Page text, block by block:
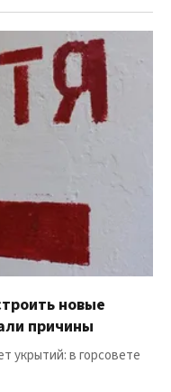
новые
причины
укрытий: в горсовете